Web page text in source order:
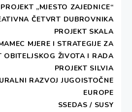
PROJEKT „MJESTO ZAJEDNICE“
ČETVRT DUBROVNIKA
PROJEKT SKALA
MJERE I STRATEGIJE ZA
OBITELJSKOG ŽIVOTA I RADA
PROJEKT SILVIA
RAZVOJ JUGOISTOČNE
EUROPE
SSEDAS / SUSY
Print 🖨 PDF 📄